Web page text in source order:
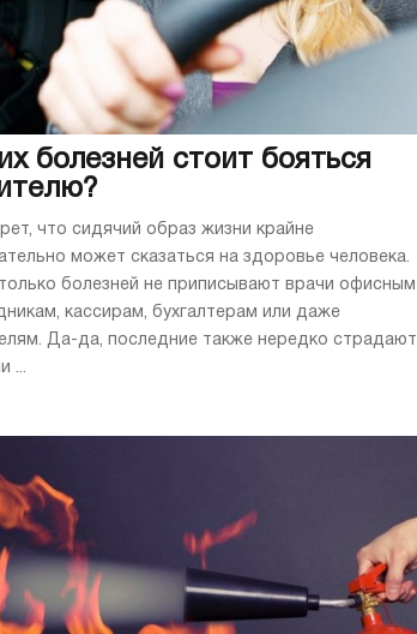
болезней стоит бояться
что сидячий образ жизни крайне
может сказаться на здоровье человека.
болезней не приписывают врачи офисным
кассирам, бухгалтерам или даже
Да-да, последние также нередко страдают
...